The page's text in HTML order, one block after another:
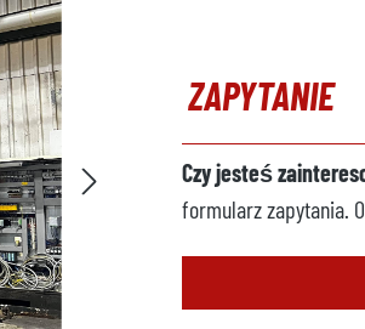
ZAPYTANIE
Czy jesteś
formularz zapytania.